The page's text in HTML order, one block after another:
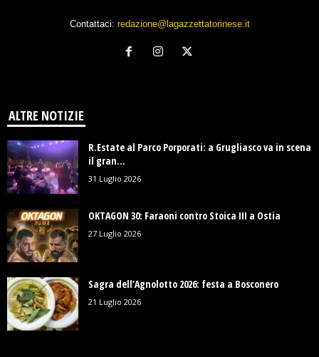
Contattaci: redazione@lagazzettatorinese.it
ALTRE NOTIZIE
R.Estate al Parco Porporati: a Grugliasco va in scena
il gran...
31 Luglio 2026
OKTAGON 30: Faraoni contro Stoica III a Ostia
27 Luglio 2026
Sagra dell’Agnolotto 2026: festa a Bosconero
21 Luglio 2026